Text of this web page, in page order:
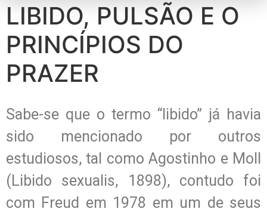
LIBIDO, PULSÃO E O
PRINCÍPIOS DO
PRAZER
Sabe-se que o termo “libido” já havia
sido mencionado por outros
estudiosos, tal como Agostinho e Moll
(Libido sexualis, 1898), contudo foi
com Freud em 1978 em um de seus